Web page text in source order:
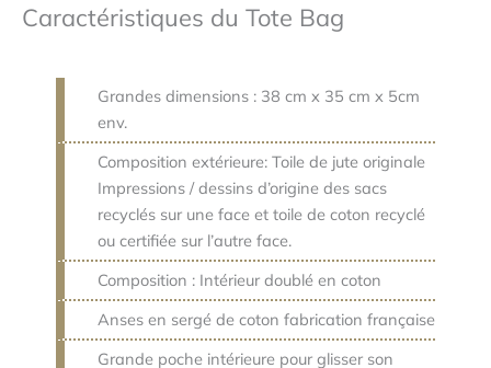
Caractéristiques du Tote Bag
Grandes dimensions : 38 cm x 35 cm x 5cm
env.
Composition extérieure: Toile de jute originale
Impressions / dessins d’origine des sacs
recyclés sur une face et toile de coton recyclé
ou certifiée sur l’autre face.
Composition : Intérieur doublé en coton
Anses en sergé de coton fabrication française
Grande poche intérieure pour glisser son